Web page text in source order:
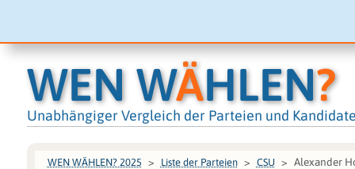
WEN WÄHLEN?
Unabhängiger Vergleich der Parteien und
WEN WÄHLEN? 2025 Liste der Parteien CSU Alexander